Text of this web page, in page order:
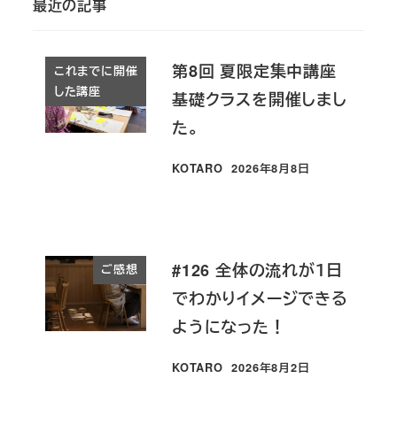
最近の記事
これまでに開催
した講座
第8回 夏限定集中講座
基礎クラスを開催しまし
た。
KOTARO
投稿日
2026年8月8日
ご感想
#126 全体の流れが１日
でわかりイメージできる
ようになった！
KOTARO
投稿日
2026年8月2日